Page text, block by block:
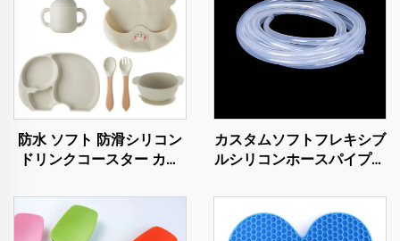
防水 ソフト 防滑シリコン
ドリンクコースター カッ
保護マット
カスタムソフトフレキシブ
ルシリコンホースパイプ薄
レード透明パルスポンプシ
リコンチューブ